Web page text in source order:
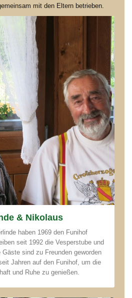
mit den Eltern betrieben.
& Nikolaus
haben 1969 den Funihof
seit 1992 die Vesperstube und
Gäste sind zu Freunden geworden
Jahren auf den Funihof, um die
und Ruhe zu genießen.